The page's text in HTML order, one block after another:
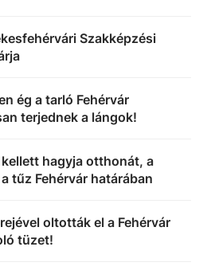
Szakképzési
ég a tarló Fehérvár
terjednek a lángok!
hagyja otthonát, a
tűz Fehérvár határában
oltották el a Fehérvár
tüzet!